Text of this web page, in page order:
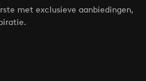
met exclusieve aanbiedingen,